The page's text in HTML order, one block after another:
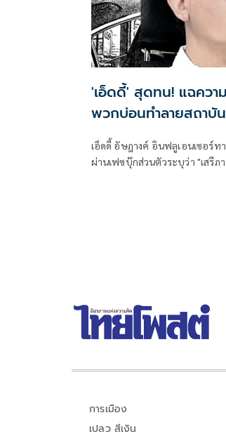
'เอ็ดดี้' สุดทน! แฉควา
พวกบ่อนทำลายสถาบั
คนทั้งชาติ
เอ็ดดี้ อัษฎางค์ อินฟลูเอนเซอร์ท
ผ่านเฟซบุ๊กส่วนตัวระบุว่า "เสรี
การเมือง
เปลว สีเงิน